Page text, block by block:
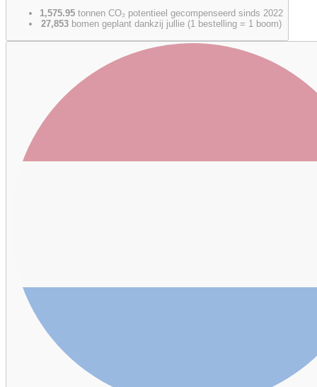
1,575.95 tonnen CO₂ potentieel gecompenseerd sinds 2022
27,853 bomen geplant dankzij jullie (1 bestelling = 1 boom)